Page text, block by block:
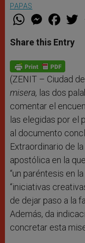
PAPAS
W
t
s
p
p
M
e
s
e
g
e
F
a
e
b
o
k
Share this Entry
(ZENIT – Ciudad
misera, las dos
comentar el
las elegidas por el
al documento
Extraordinario de
apostólica en la
“un paréntesis en
“iniciativas
de dejar paso a la
Además, da
concretar esta